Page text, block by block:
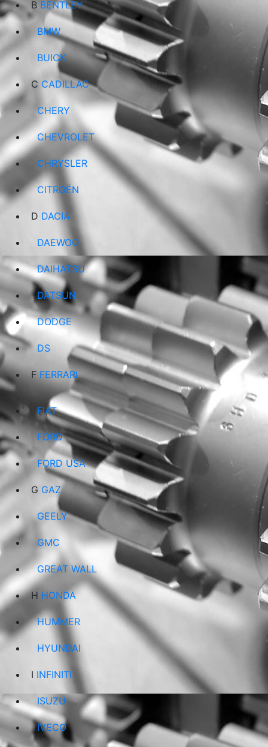
B BENTLEY
BMW
BUICK
C CADILLAC
CHERY
CHEVROLET
CHRYSLER
CITROËN
D DACIA
DAEWOO
DAIHATSU
DATSUN
DODGE
DS
F FERRARI
FIAT
FORD
FORD USA
G GAZ
GEELY
GMC
GREAT WALL
H HONDA
HUMMER
HYUNDAI
I INFINITI
ISUZU
IVECO